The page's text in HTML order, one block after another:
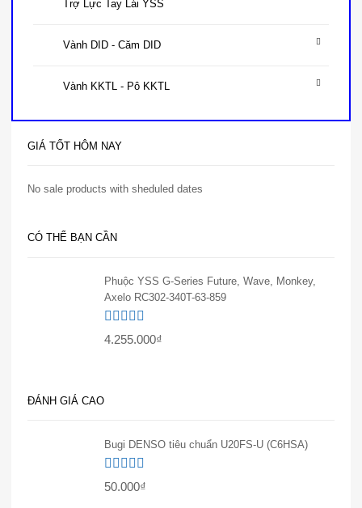
Trợ Lực Tay Lái YSS
Vành DID - Căm DID
Vành KKTL - Pô KKTL
GIÁ TỐT HÔM NAY
No sale products with sheduled dates
CÓ THỂ BẠN CẦN
Phuộc YSS G-Series Future, Wave, Monkey,
Axelo RC302-340T-63-859
Được xếp
hạng5.005
4.255.000₫
ĐÁNH GIÁ CAO
Bugi DENSO tiêu chuẩn U20FS-U (C6HSA)
Được xếp
hạng5.00
50.000₫